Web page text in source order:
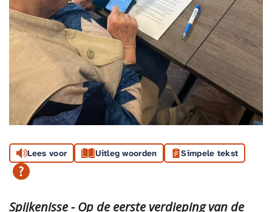
Lees voor Uitleg woorden Simpele tekst
Spijkenisse - Op de eerste verdieping van de